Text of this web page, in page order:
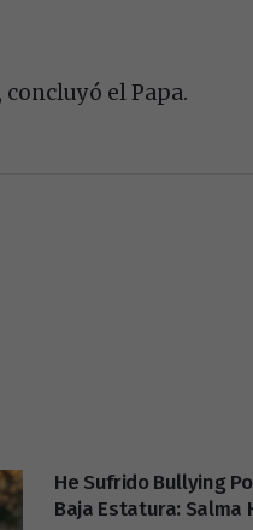
el Papa.
He Sufrido Bullying
Baja Estatura: Salma